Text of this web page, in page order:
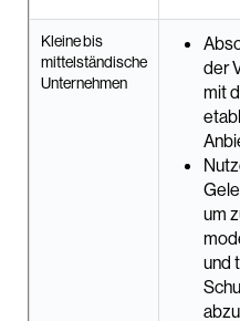
Kleine bis
mittelständische
Unternehmen
der
mit
um
und